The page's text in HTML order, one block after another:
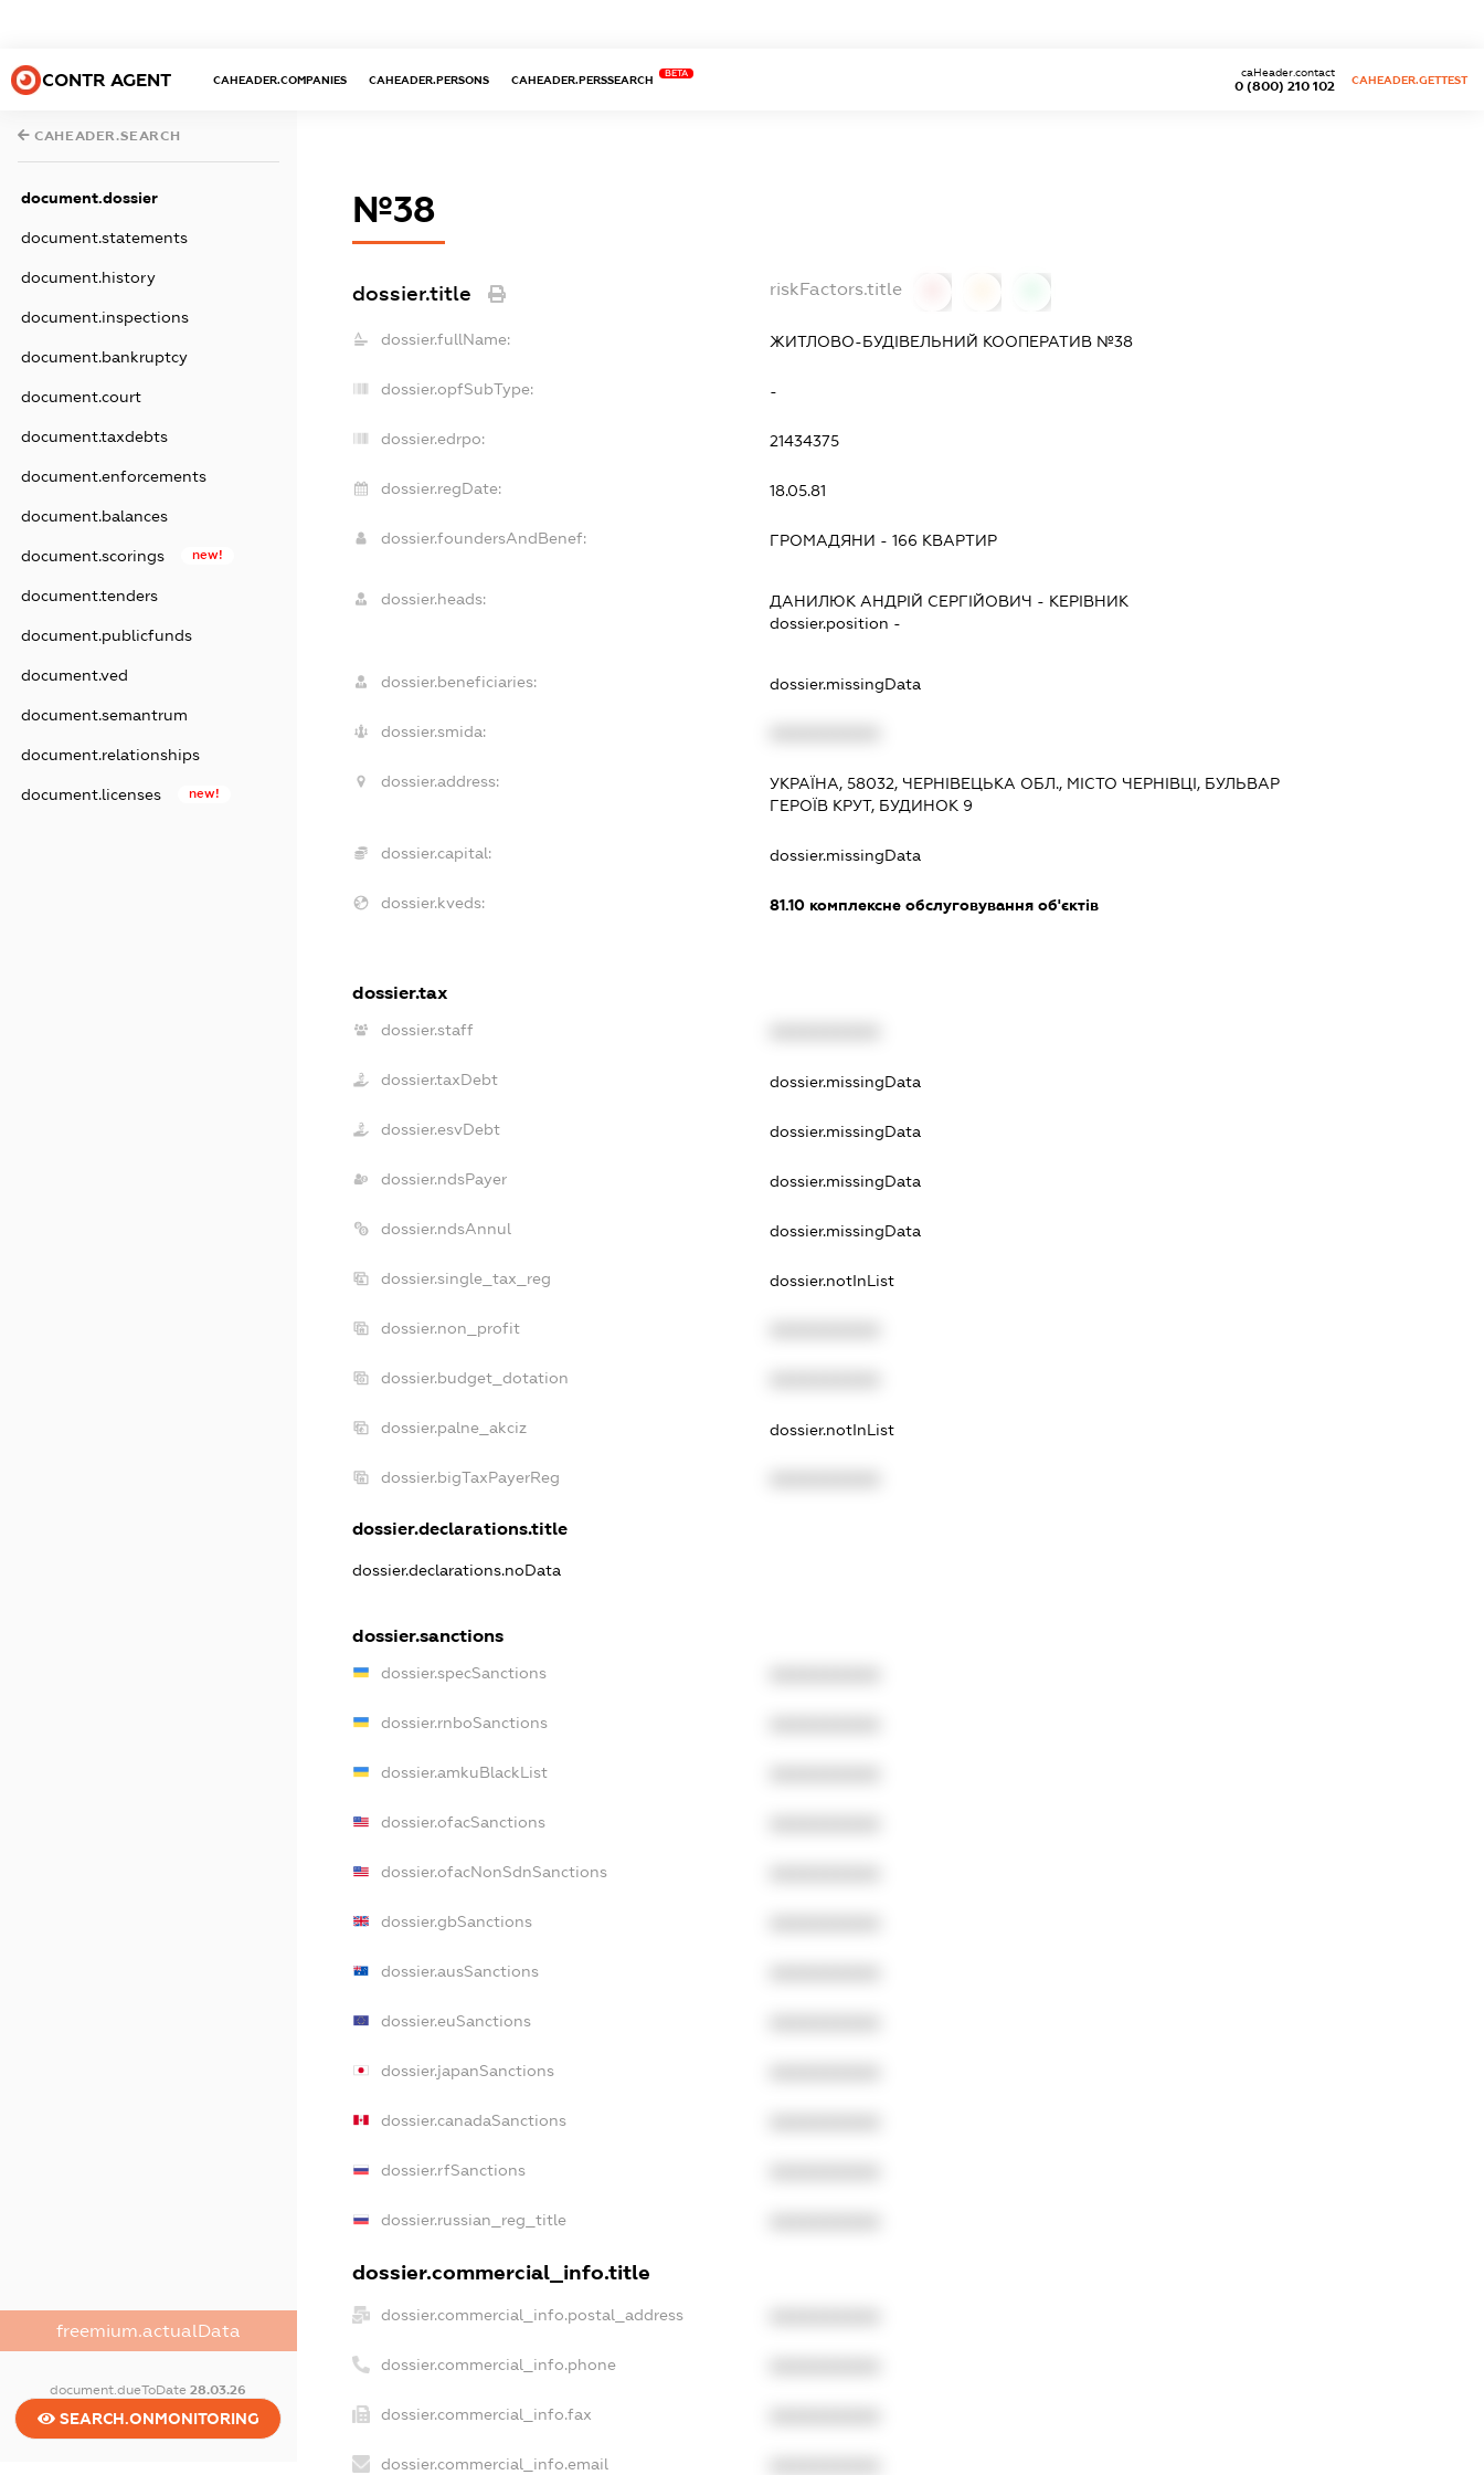
CONTR AGENT CAHEADER.COMPANIES CAHEADER.PERSONS CAHEADER.PERSSEARCH
BETA
0 (800) 210 102
caHeader.contact
CAHEADER.GETTEST
CAHEADER.SEARCH
document.dossier
document.statements
document.history
document.inspections
document.bankruptcy
document.court
document.taxdebts
document.enforcements
document.balances
document.scorings new!
document.tenders
document.publicfunds
document.ved
document.semantrum
document.relationships
document.licenses new!
freemium.actualData
document.dueToDate28.03.26
SEARCH.ONMONITORING
№38
dossier.title riskFactors.title
dossier.fullName: ЖИТЛОВО-БУДІВЕЛЬНИЙ КООПЕРАТИВ №38
dossier.opfSubType: -
dossier.edrpo: 21434375
dossier.regDate: 18.05.81
dossier.foundersAndBenef: ГРОМАДЯНИ - 166 КВАРТИР
dossier.heads: ДАНИЛЮК АНДРІЙ СЕРГІЙОВИЧ - КЕРІВНИК
dossier.position -
dossier.beneficiaries: dossier.missingData
dossier.smida:
dossier.address:
УКРАЇНА, 58032, ЧЕРНІВЕЦЬКА ОБЛ., МІСТО ЧЕРНІВЦІ, БУЛЬВАР
ГЕРОЇВ КРУТ, БУДИНОК 9
dossier.capital: dossier.missingData
dossier.kveds: 81.10 комплексне обслуговування об'єктів
dossier.tax
dossier.staff
dossier.taxDebt dossier.missingData
dossier.esvDebt dossier.missingData
dossier.ndsPayer dossier.missingData
dossier.ndsAnnul dossier.missingData
dossier.single_tax_reg dossier.notInList
dossier.non_profit
dossier.budget_dotation
dossier.palne_akciz dossier.notInList
dossier.bigTaxPayerReg
dossier.declarations.title
dossier.declarations.noData
dossier.sanctions
dossier.specSanctions
dossier.rnboSanctions
dossier.amkuBlackList
dossier.ofacSanctions
dossier.ofacNonSdnSanctions
dossier.gbSanctions
dossier.ausSanctions
dossier.euSanctions
dossier.japanSanctions
dossier.canadaSanctions
dossier.rfSanctions
dossier.russian_reg_title
dossier.commercial_info.title
dossier.commercial_info.postal_address
dossier.commercial_info.phone
dossier.commercial_info.fax
dossier.commercial_info.email